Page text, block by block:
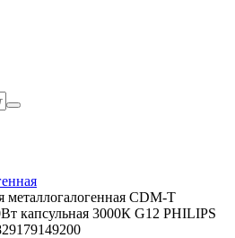
металлогалогенная CDM-T
капсульная 3000К G12 PHILIPS